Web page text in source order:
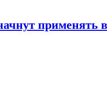
применять